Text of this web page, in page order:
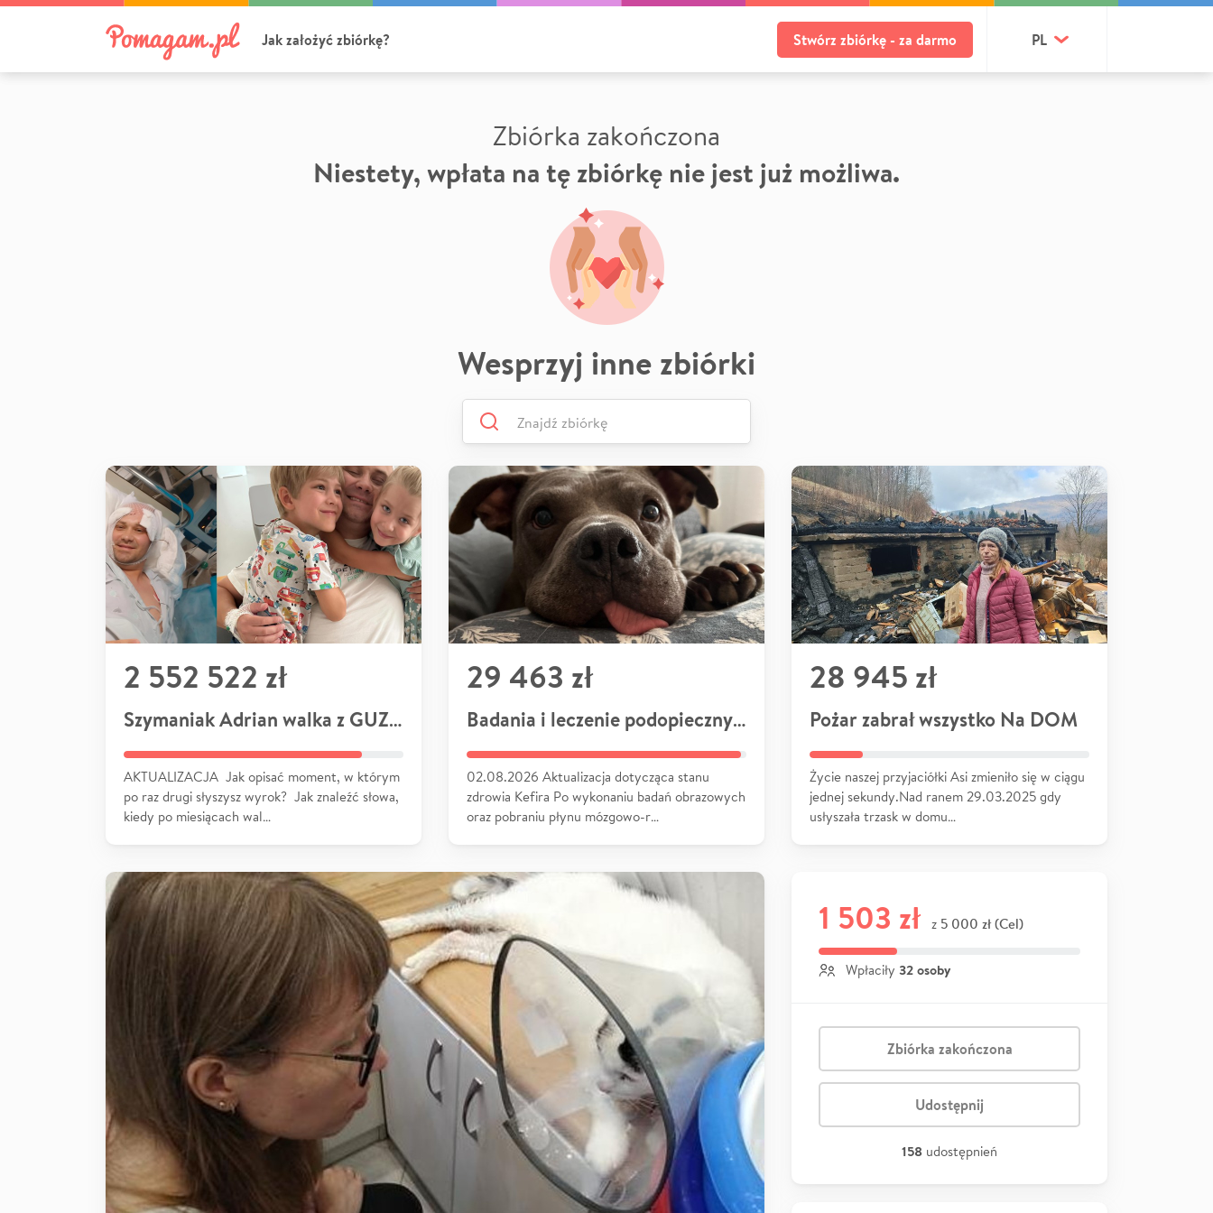
Jak założyć zbiórkę? Stwórz zbiórkę - za darmo PL
Zbiórka zakończona
Niestety, wpłata na tę zbiórkę nie jest już możliwa.
Wesprzyj inne zbiórki
2 552 522 zł
Szymaniak Adrian walka z GUZEM
AKTUALIZACJA Jak opisać moment, w którym
po raz drugi słyszysz wyrok? Jak znaleźć słowa,
kiedy po miesiącach wal…
29 463 zł
Badania i leczenie podopiecznych
02.08.2026 Aktualizacja dotycząca stanu
zdrowia Kefira Po wykonaniu badań obrazowych
oraz pobraniu płynu mózgowo-r…
28 945 zł
Pożar zabrał wszystko Na DOM
Życie naszej przyjaciółki Asi zmieniło się w ciągu
jednej sekundy.Nad ranem 29.03.2025 gdy
usłyszała trzask w domu…
1 503 zł z 5 000 zł (Cel)
Wpłaciły 32 osoby
Zbiórka zakończona
Udostępnij
158 udostępnień